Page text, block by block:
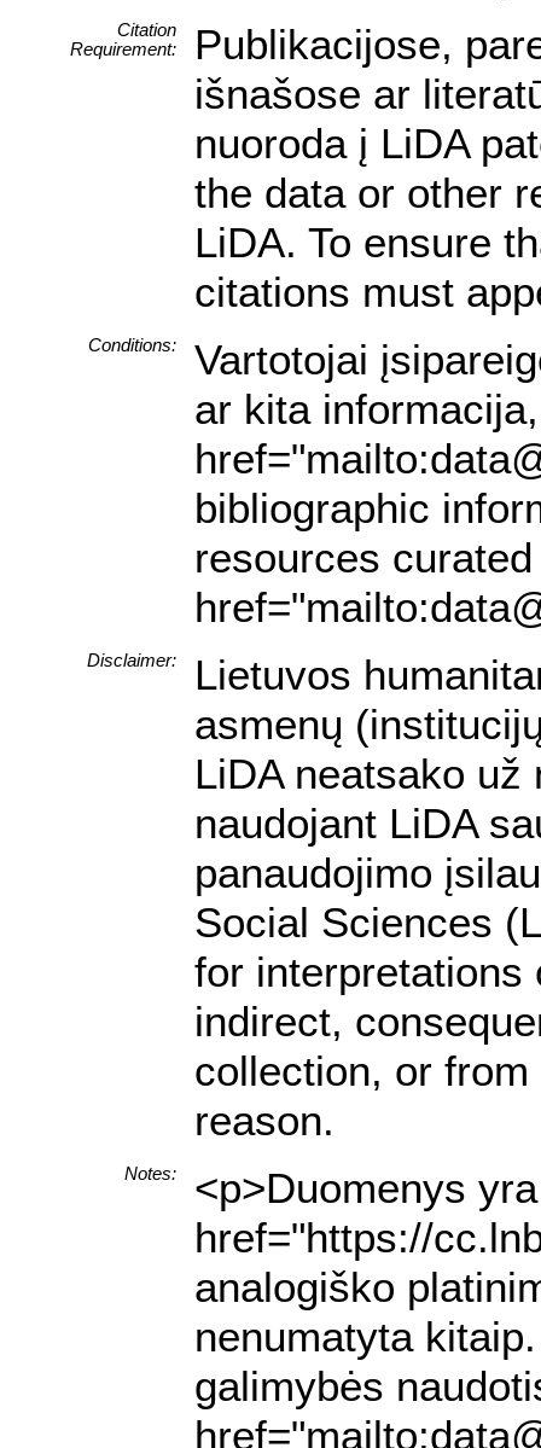
Citation
Requirement:
Publikacijose,
išnašose ar
nuoroda į LiDA
the data or other
LiDA. To ensure
citations must
Conditions:
Vartotojai
ar kita
bibliographic
resources
Disclaimer:
Lietuvos
asmenų
LiDA neatsako
naudojant LiDA
panaudojimo
Social Sciences
for interpretations
indirect,
collection, or
reason.
Notes:
<p>Duomenys
href="https://
analogiško
nenumatyta
galimybės